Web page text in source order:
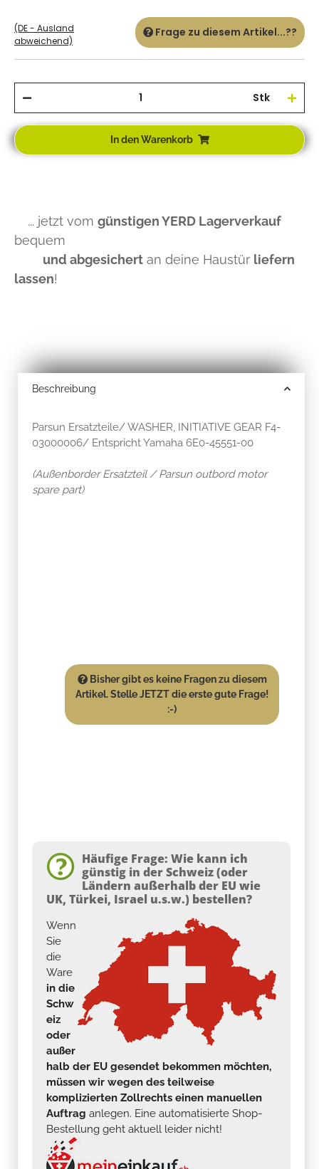
(DE - Ausland
abweichend)
Frage zu diesem Artikel...??
Stk
In den Warenkorb
... jetzt vom günstigen YERD Lagerverkauf
bequem
und abgesichert an deine Haustür liefern
lassen!
Beschreibung
Parsun Ersatzteile/ WASHER, INITIATIVE GEAR F4-
03000006/ Entspricht Yamaha 6E0-45551-00
(Außenborder Ersatzteil / Parsun outbord motor
spare part)
Bisher gibt es keine Fragen zu diesem
Artikel. Stelle JETZT die erste gute Frage!
:-)
Häufige Frage: Wie kann ich
günstig in der Schweiz (oder
Ländern außerhalb der EU wie
UK, Türkei, Israel u.s.w.) bestellen?
Wenn
Sie
die
Ware
in die
Schw
eiz
oder
außer
halb der EU gesendet bekommen möchten,
müssen wir wegen des teilweise
komplizierten Zollrechts einen manuellen
Auftrag anlegen. Eine automatisierte Shop-
Bestellung geht aktuell leider nicht!